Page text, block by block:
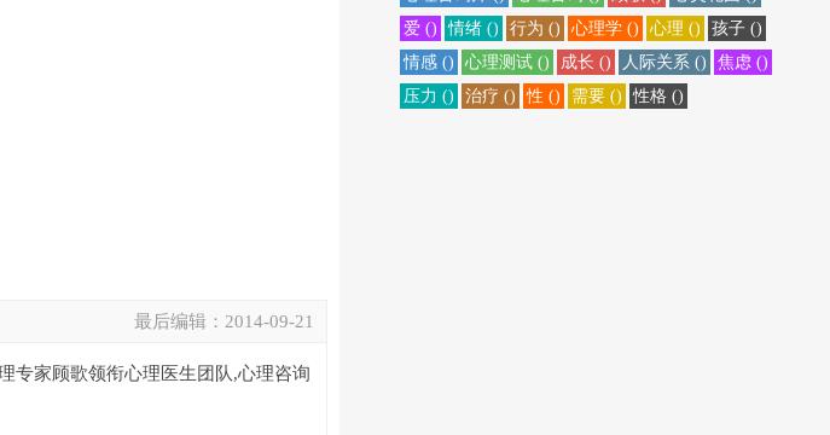
最后编辑： 2014-09-21
专家顾歌领衔心理医生团队,心理咨询
爱 ()
情绪 () 行为 () 心理学 () 心理 ()
孩子 ()
情感 ()
心理测试 () 成长 () 人际关系 ()
焦虑 ()
压力 ()
治疗 () 性 () 需要 () 性格 ()